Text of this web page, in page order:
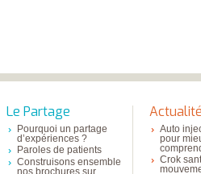
Le Partage
Pourquoi un partage
d’expériences ?
Paroles de patients
Construisons ensemble
nos brochures sur
Auto
pour
Crok